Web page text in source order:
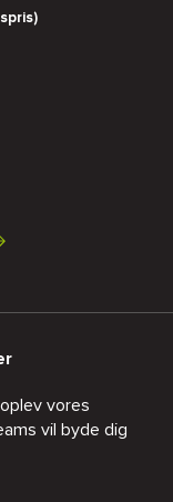
vores
vil byde dig